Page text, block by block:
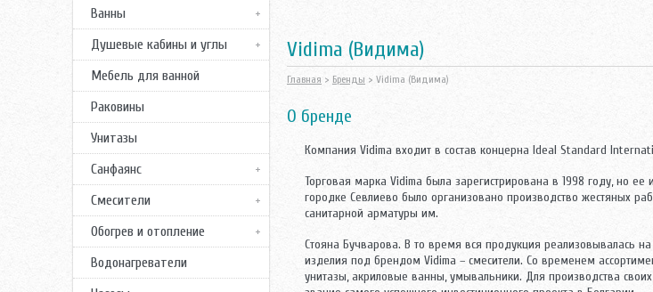
Ванны
Душевые кабины и углы
Мебель для ванной
Раковины
Унитазы
Санфаянс
Смесители
Обогрев и отопление
Водонагреватели
Vidima (Видима)
Главная > Бренды > Vidima (Видима)
О бренде
Компания Vidima входит в состав концерна Ideal Standard
Торговая марка Vidima была зарегистрирована в 1998 году, но
городке Севлиево было организовано производство жестяных
санитарной арматуры им.
Стояна Бучварова. В то время вся продукция реализовывалась
изделия под брендом Vidima – смесители. Со временем
унитазы, акриловые ванны, умывальники. Для производства